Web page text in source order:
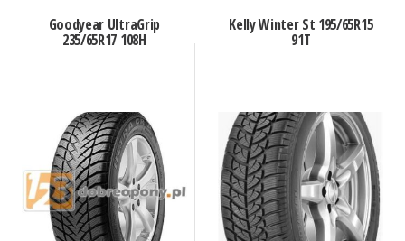
Goodyear UltraGrip
235/65R17 108H
Kelly Winter St 195/65R15
91T